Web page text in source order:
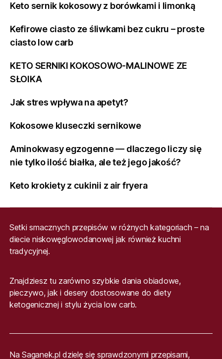
Keto sernik kokosowy z borówkami i limonką
Kefirowe ciasto ze śliwkami bez cukru – proste
ciasto low carb
KETO SERNIKI KOKOSOWO-MALINOWE ZE
SŁOIKA
Jak stres wpływa na apetyt?
Kokosowe kluseczki sernikowe
Aminokwasy egzogenne — dlaczego liczy się
nie tylko ilość białka, ale też jego jakość?
Keto krokiety z cukinii z air fryera
Setki smacznych przepisów w różnych kategoriach – na
diecie niskowęglowodanowej jak również kuchni
tradycyjnej.
Znajdziesz tu zarówno szybkie dania obiadowe,
pieczywo, jak i desery dostosowane do diety
ketogenicznej i stylu życia low carb.
Na Saganek.pl dzielę się sprawdzonymi przepisami,